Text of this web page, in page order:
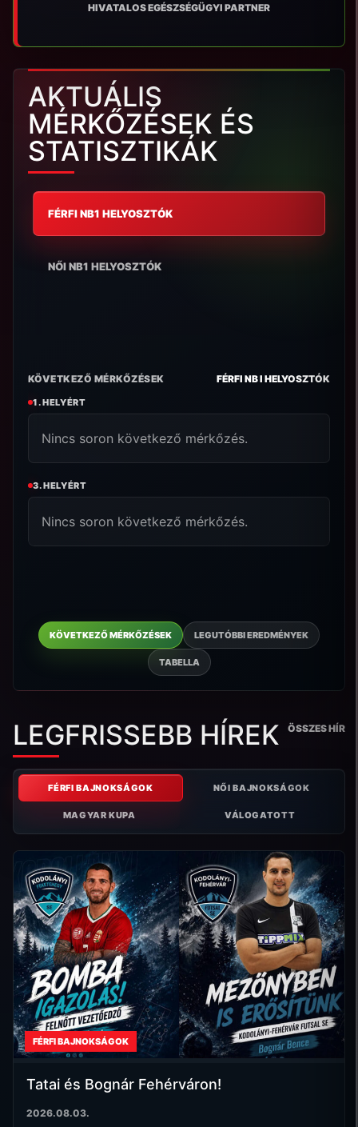
HIVATALOS EGÉSZSÉGÜGYI PARTNER
AKTUÁLIS
MÉRKŐZÉSEK ÉS
STATISZTIKÁK
FÉRFI NB1 HELYOSZTÓK
NŐI NB1 HELYOSZTÓK
KÖVETKEZŐ MÉRKŐZÉSEK FÉRFI NB I HELYOSZTÓK
1. HELYÉRT
Nincs soron következő mérkőzés.
3. HELYÉRT
Nincs soron következő mérkőzés.
KÖVETKEZŐ MÉRKŐZÉSEK LEGUTÓBBI EREDMÉNYEK
TABELLA
LEGFRISSEBB HÍREK ÖSSZES HÍR
FÉRFI BAJNOKSÁGOK NŐI BAJNOKSÁGOK
MAGYAR KUPA VÁLOGATOTT
FÉRFI BAJNOKSÁGOK
Tatai és Bognár Fehérváron!
2026.08.03.